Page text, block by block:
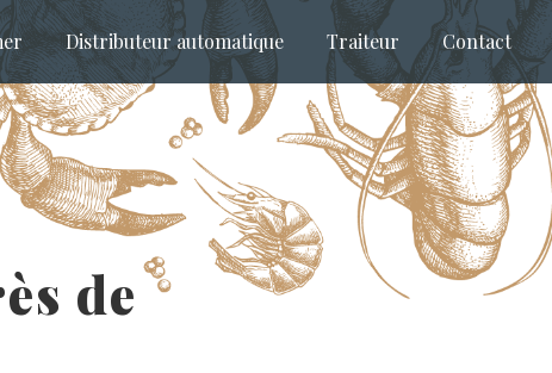
Distributeur automatique Traiteur Contact
de